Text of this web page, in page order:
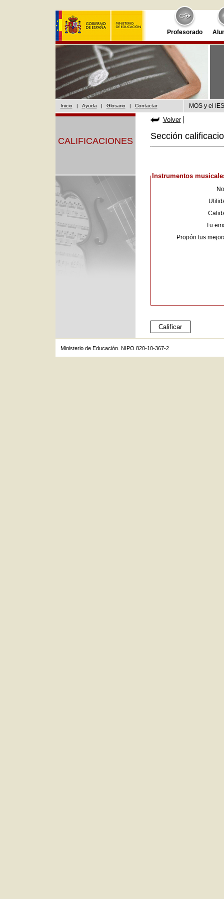
Profesorado
Inicio | Ayuda | Glosario | Contactar MOS y el
CALIFICACIONES
Volver
Sección
Instrumentos
Tu
Propón tus
Ministerio de Educación. NIPO 820-10-367-2